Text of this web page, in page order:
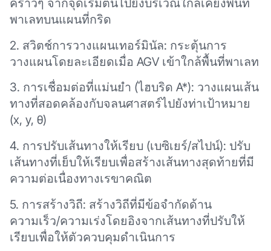
คร่าวๆ จากจุดเริ่มต้นไปยังบริเวณใกล้เคียงพื้นที่
พาเลทบนแผนที่กริด
2. สวิตช์การวางแผนเทอร์มินัล: กระตุ้นการ
วางแผนโดยละเอียดเมื่อ AGV เข้าใกล้พื้นที่พาเลท
3. การเชื่อมต่อที่แม่นยำ (ไฮบริด A*): วางแผนเส้น
ทางที่สอดคล้องกับจลนศาสตร์ไปยังท่าเป้าหมาย
(x, y, θ)
4. การปรับเส้นทางให้เรียบ (เบซิเยร์/สไปน์): ปรับ
เส้นทางที่เย็บให้เรียบเพื่อสร้างเส้นทางสุดท้ายที่มี
ความต่อเนื่องทางเรขาคณิต
5. การสร้างวิถี: สร้างวิถีที่มีข้อจำกัดด้าน
ความเร็ว/ความเร่งโดยอิงจากเส้นทางที่ปรับให้
เรียบเพื่อให้ตัวควบคุมดำเนินการ